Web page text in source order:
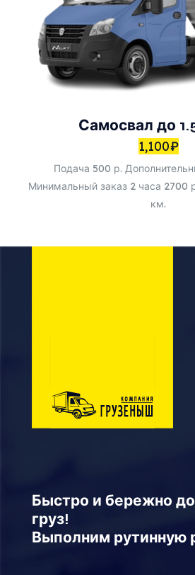
Самосвал до
1,100₽
Подача 500 р.
Минимальный заказ 2 часа 2700
км.
Быстро и бережно
груз!
Выполним рутинную